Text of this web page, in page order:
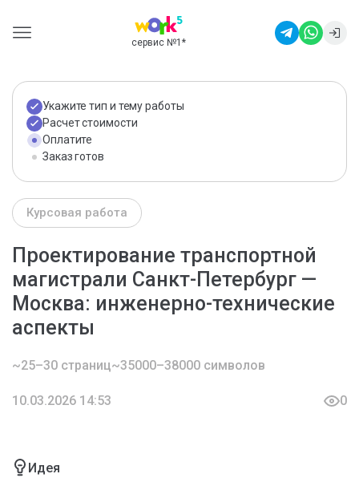
сервис №1 *
Укажите тип и тему работы
Расчет стоимости
Оплатите
Заказ готов
Курсовая работа
Проектирование транспортной
магистрали Санкт-Петербург —
Москва: инженерно-технические
аспекты
~25–30 страниц~35000–38000 символов
10.03.2026 14:53 0
Идея